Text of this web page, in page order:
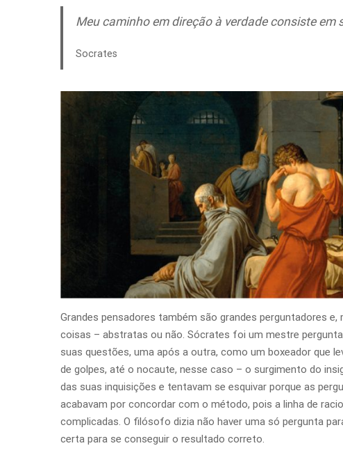
Meu caminho em direção à verdade consiste
Socrates
Grandes pensadores também são grandes perguntadores
coisas – abstratas ou não. Sócrates foi um mestre
suas questões, uma após a outra, como um boxeador que
de golpes, até o nocaute, nesse caso – o surgimento do
das suas inquisições e tentavam se esquivar porque as
acabavam por concordar com o método, pois a linha de
complicadas. O filósofo dizia não haver uma só pergunta
certa para se conseguir o resultado correto.